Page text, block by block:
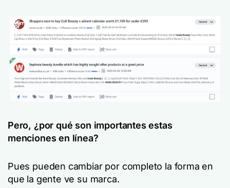
Pero, ¿por qué son importantes estas
menciones en línea?
Pues pueden cambiar por completo la forma en
que la gente ve su marca.